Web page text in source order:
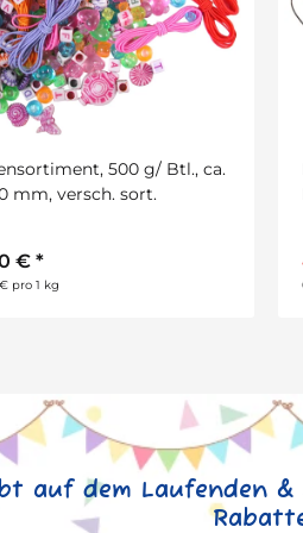
/
kupfer, 100 Stück
€*
1 Stück
auf dem Laufenden